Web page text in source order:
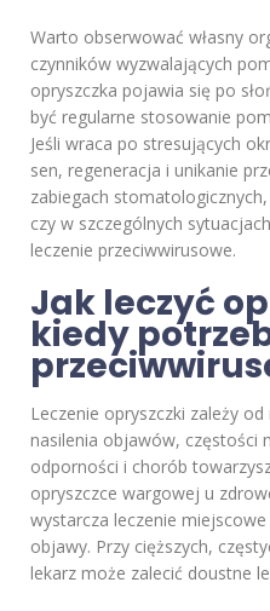
Warto obserwować własny
czynników wyzwalających
opryszczka pojawia się po
być regularne stosowanie
Jeśli wraca po stresujących
sen, regeneracja i unikanie
zabiegach
czy w szczególnych
leczenie przeciwwirusowe.
Jak leczyć
kiedy
Leczenie opryszczki zależy
nasilenia objawów, częstości
odporności i chorób
opryszczce wargowej u
wystarcza leczenie miejscowe
objawy. Przy cięższych,
lekarz może zalecić doustne